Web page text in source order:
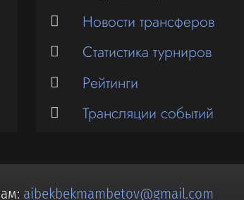
Новости трансферов
Статистика турниров
Рейтинги
Трансляции событий
aibekbekmambetov@gmail.com